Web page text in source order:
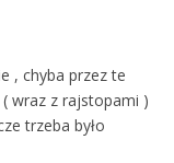
, chyba przez te
wraz z rajstopami )
trzeba było